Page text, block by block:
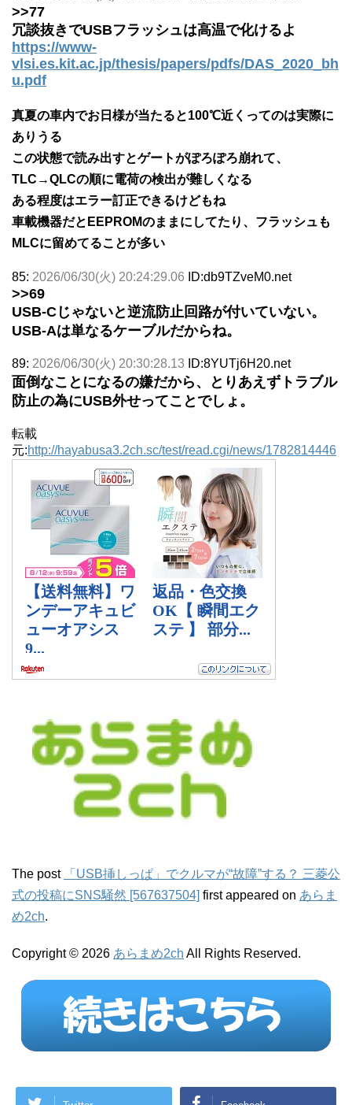
>>77
冗談抜きでUSBフラッシュは高温で化けるよ
https://www-
vlsi.es.kit.ac.jp/thesis/papers/pdfs/DAS_2020_bh
u.pdf
真夏の車内でお日様が当たると100℃近くってのは実際に
ありうる
この状態で読み出すとゲートがぽろぽろ崩れて、
TLC→QLCの順に電荷の検出が難しくなる
ある程度はエラー訂正できるけどもね
車載機器だとEEPROMのままにしてたり、フラッシュも
MLCに留めてることが多い
85: 2026/06/30(火) 20:24:29.06 ID:db9TZveM0.net
>>69
USB-Cじゃないと逆流防止回路が付いていない。
USB-Aは単なるケーブルだからね。
89: 2026/06/30(火) 20:30:28.13 ID:8YUTj6H20.net
面倒なことになるの嫌だから、とりあえずトラブル
防止の為にUSB外せってことでしょ。
転載
元:http://hayabusa3.2ch.sc/test/read.cgi/news/1782814446
The post
「USB挿しっぱ」でクルマが“故障”する？ 三菱公
式の投稿にSNS騒然 [567637504] first appeared on あらま
め2ch.
Copyright © 2026 あらまめ2ch All Rights Reserved.